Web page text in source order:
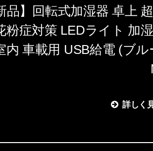
】回転式加湿器 卓上
粉症対策 LEDライト 加
内 車載用 USB給電 (ブ
詳しく